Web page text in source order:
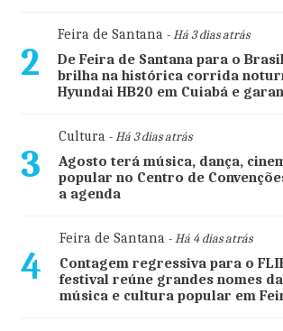
2
Feira de Santana- Há 3 dias atrás
De Feira de Santana para o
brilha na histórica corrida
Hyundai HB20 em Cuiabá e
3
Cultura- Há 3 dias atrás
Agosto terá música, dança,
popular no Centro de
a agenda
4
Feira de Santana- Há 4 dias atrás
Contagem regressiva para o
festival reúne grandes nomes
música e cultura popular em